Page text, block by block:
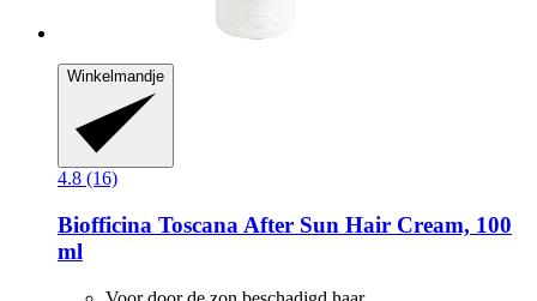
Winkelmandje
4.8 (16)
Biofficina Toscana After Sun Hair Cream, 100
ml